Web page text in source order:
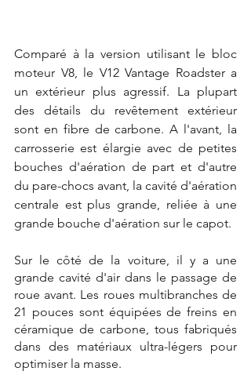
Comparé à la version utilisant le bloc
moteur V8, le V12 Vantage Roadster a
un extérieur plus agressif. La plupart
des détails du revêtement extérieur
sont en fibre de carbone. A l'avant, la
carrosserie est élargie avec de petites
bouches d'aération de part et d'autre
du pare-chocs avant, la cavité d'aération
centrale est plus grande, reliée à une
grande bouche d'aération sur le capot.
Sur le côté de la voiture, il y a une
grande cavité d'air dans le passage de
roue avant. Les roues multibranches de
21 pouces sont équipées de freins en
céramique de carbone, tous fabriqués
dans des matériaux ultra-légers pour
optimiser la masse.